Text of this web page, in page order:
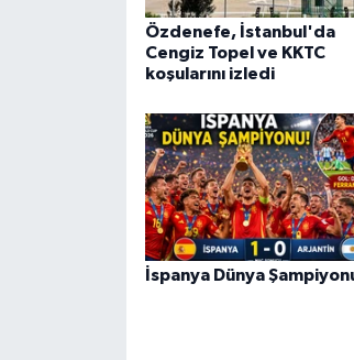
Özdenefe, İstanbul'da
Cengiz Topel ve KKTC
koşularını izledi
İspanya Dünya